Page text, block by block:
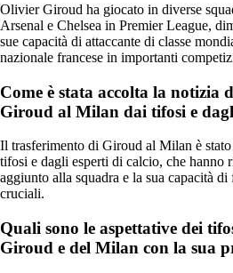
Olivier Giroud ha giocato in diverse
Arsenal e Chelsea in Premier League,
sue capacità di attaccante di classe
nazionale francese in importanti
Come è stata accolta la notizia
Giroud al Milan dai tifosi e
Il trasferimento di Giroud al Milan è
tifosi e dagli esperti di calcio, che hanno
aggiunto alla squadra e la sua capacità
cruciali.
Quali sono le aspettative dei
Giroud e del Milan con la sua